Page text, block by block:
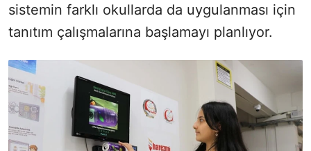
sistemin farklı okullarda da uygulanması için
tanıtım çalışmalarına başlamayı planlıyor.